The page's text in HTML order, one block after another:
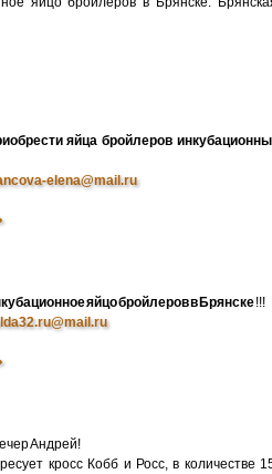
яйца бройлеров
elena@mail.ru
яйцо бройлеров в Брянске!!!
Андрей!
кросс Кобб и Росс, в количестве